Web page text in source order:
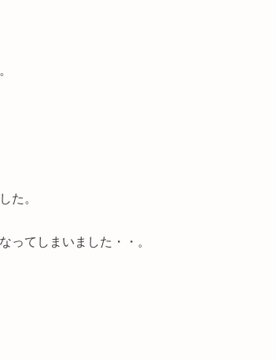
た。
ってしまいました・・。